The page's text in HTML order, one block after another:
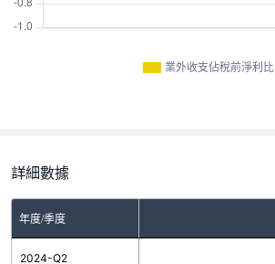
業外收支佔稅前淨利比
詳細數據
年度/季度
2024-Q2